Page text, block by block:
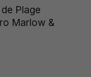
Plage
Marlow &